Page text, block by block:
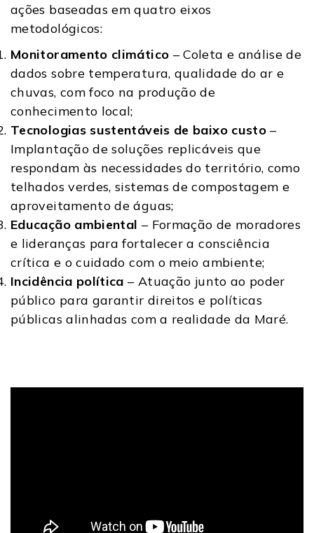
ações baseadas em quatro eixos
metodológicos:
Monitoramento climático – Coleta e análise de
dados sobre temperatura, qualidade do ar e
chuvas, com foco na produção de
conhecimento local;
Tecnologias sustentáveis de baixo custo –
Implantação de soluções replicáveis que
respondam às necessidades do território, como
telhados verdes, sistemas de compostagem e
aproveitamento de águas;
Educação ambiental – Formação de moradores
e lideranças para fortalecer a consciência
crítica e o cuidado com o meio ambiente;
Incidência política – Atuação junto ao poder
público para garantir direitos e políticas
públicas alinhadas com a realidade da Maré.